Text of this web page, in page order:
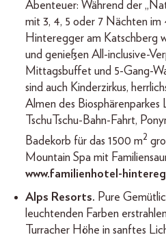
Abenteuer: Während der
mit 3, 4, 5 oder 7 Nächten im
Hinteregger am Katschberg
und genießen All-inclusive-
Mittagsbuffet und 5-Gang-
sind auch Kinderzirkus,
Almen des
TschuTschu-Bahn-Fahrt,
Badekorb für das 1500 m2
Mountain Spa mit
www.familienhotel-
Alps Resorts. Pure
leuchtenden Farben
Turracher Höhe in sanftes